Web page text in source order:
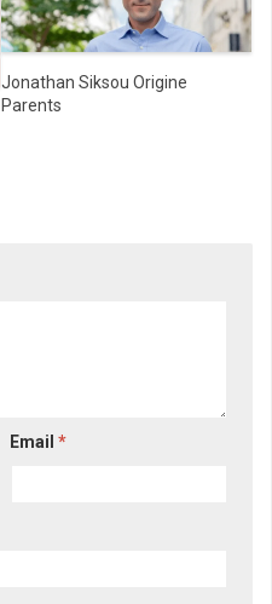
Jonathan Siksou Origine
Parents
Email*